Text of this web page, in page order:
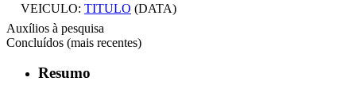
VEICULO: TITULO (DATA)
Auxílios à pesquisa
Concluídos (mais recentes)
Resumo